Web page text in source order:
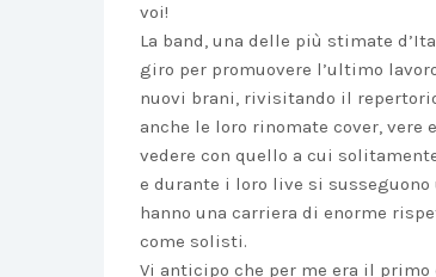
voi!
La band, una delle più stimate
giro per promuovere l’ultimo
nuovi brani, rivisitando il
anche le loro rinomate cover,
vedere con quello a cui
e durante i loro live si
hanno una carriera di enorme
come solisti.
Vi anticipo che per me era il